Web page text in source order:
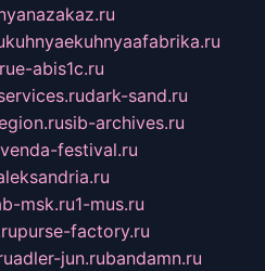
kuhnyaekuhnyaafabrika.ru
e-abis1c.ru
dark-sand.ru
sib-archives.ru
venda-festival.ru
msk.ru1-mus.ru
purse-factory.ru
adler-jun.rubandamn.ru